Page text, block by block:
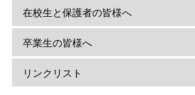
在校生と保護者の皆様へ
卒業生の皆様へ
リンクリスト